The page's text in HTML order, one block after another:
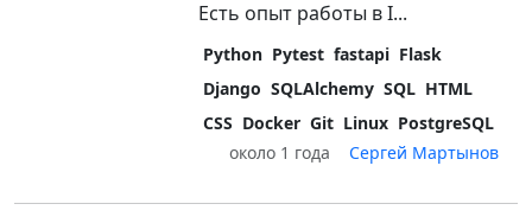
Есть опыт работы в I...
Python Pytest fastapi Flask
Django SQLAlchemy SQL HTML
CSS Docker Git Linux PostgreSQL
около 1 года
Сергей Мартынов